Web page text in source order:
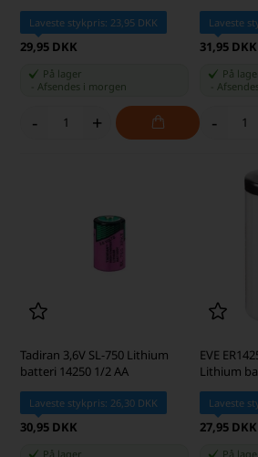
Laveste stykpris: 23,95 DKK
29,95 DKK
På lager
Afsendes i morgen
- +
Laveste
31,95 DKK
På
-
Tadiran 3,6V SL-750 Lithium
batteri 14250 1/2 AA
Laveste stykpris: 26,30 DKK
30,95 DKK
På lager
EVE ER14250 SL750 3,6v
Lithium
Laveste
27,95 DKK
På